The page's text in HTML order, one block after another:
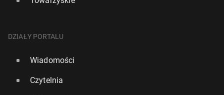
DZIAŁY PORTALU
Wiadomości
Czytelnia